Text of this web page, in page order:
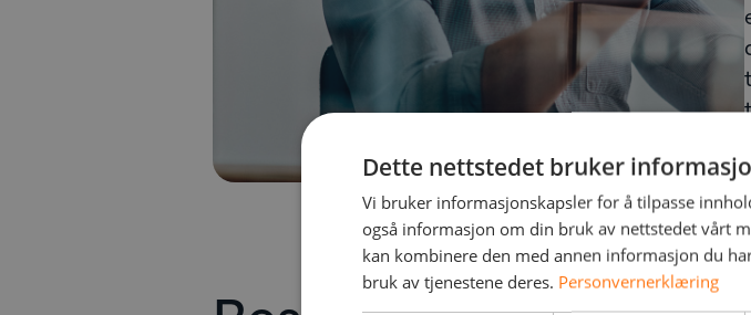
Dette nettstedet bruker
Vi bruker informasjonskapsler for å tilpasse
også informasjon om din bruk av nettstedet vårt
kan kombinere den med annen informasjon du
bruk av tjenestene deres. Personvernerklæring